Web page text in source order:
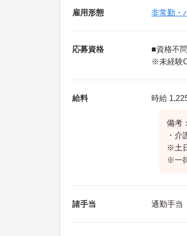
雇用形態 非常勤・
応募資格
■資格不問
※未経験
給料 時給
備考
・介
※土
※一
諸手当 通勤手当